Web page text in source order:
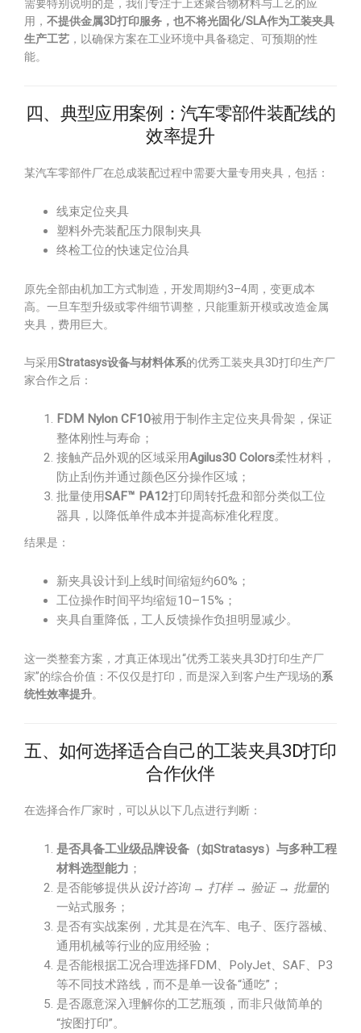
需要特别说明的是，我们专注于上述聚合物材料与工艺的应
用， 不提供金属3D打印服务，也不将光固化/SLA作为工装夹具
生产工艺 ，以确保方案在工业环境中具备稳定、可预期的性
能。
四、典型应用案例：汽车零部件装配线的
效率提升
某汽车零部件厂在总成装配过程中需要大量专用夹具，包括：
线束定位夹具
塑料外壳装配压力限制夹具
终检工位的快速定位治具
原先全部由机加工方式制造，开发周期约3–4周，变更成本
高。一旦车型升级或零件细节调整，只能重新开模或改造金属
夹具，费用巨大。
与采用Stratasys设备与材料体系的优秀工装夹具3D打印生产厂
家合作之后：
FDM Nylon CF10被用于制作主定位夹具骨架，保证
整体刚性与寿命；
接触产品外观的区域采用Agilus30 Colors柔性材料，
防止刮伤并通过颜色区分操作区域；
批量使用SAF™ PA12打印周转托盘和部分类似工位
器具，以降低单件成本并提高标准化程度。
结果是：
新夹具设计到上线时间缩短约60%；
工位操作时间平均缩短10–15%；
夹具自重降低，工人反馈操作负担明显减少。
这一类整套方案，才真正体现出“优秀工装夹具3D打印生产厂
家”的综合价值：不仅仅是打印，而是深入到客户生产现场的系
统性效率提升。
五、如何选择适合自己的工装夹具3D打印
合作伙伴
在选择合作厂家时，可以从以下几点进行判断：
是否具备工业级品牌设备（如Stratasys）与多种工程
材料选型能力 ；
是否能够提供从设计咨询 → 打样 → 验证 → 批量的
一站式服务；
是否有实战案例，尤其是在汽车、电子、医疗器械、
通用机械等行业的应用经验；
是否能根据工况合理选择FDM、PolyJet、SAF、P3
等不同技术路线，而不是单一设备“通吃”；
是否愿意深入理解你的工艺瓶颈，而非只做简单的
“按图打印”。